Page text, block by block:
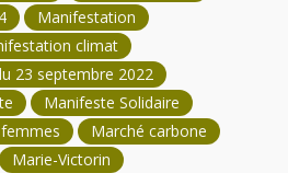
Manifestation
climat
23 septembre 2022
Manifeste Solidaire
Marché carbone
Marie-Victorin